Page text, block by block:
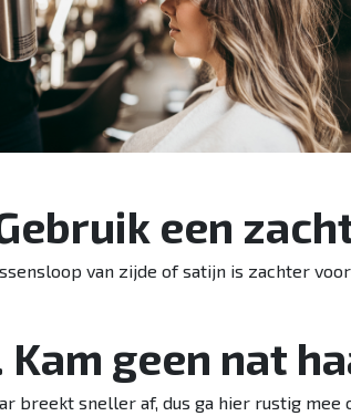
een
van zijde of satijn is zachter
Kam geen nat
breekt sneller af, dus ga hier rustig